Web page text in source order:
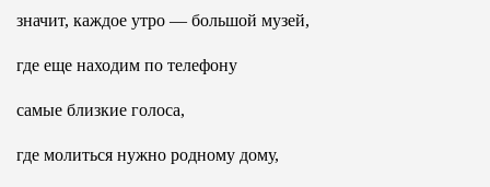
значит, каждое утро — большой музей,
где еще находим по телефону
самые близкие голоса,
где молиться нужно родному дому,